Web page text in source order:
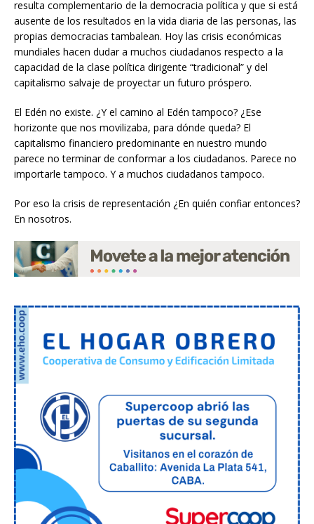
resulta complementario de la democracia política y que si está
ausente de los resultados en la vida diaria de las personas, las
propias democracias tambalean. Hoy las crisis económicas
mundiales hacen dudar a muchos ciudadanos respecto a la
capacidad de la clase política dirigente “tradicional” y del
capitalismo salvaje de proyectar un futuro próspero.
El Edén no existe. ¿Y el camino al Edén tampoco? ¿Ese
horizonte que nos movilizaba, para dónde queda? El
capitalismo financiero predominante en nuestro mundo
parece no terminar de conformar a los ciudadanos. Parece no
importarle tampoco. Y a muchos ciudadanos tampoco.
Por eso la crisis de representación ¿En quién confiar entonces?
En nosotros.